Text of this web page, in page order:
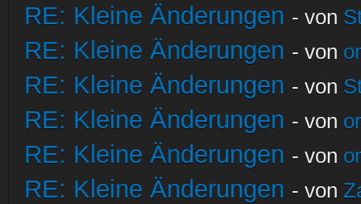
RE: Kleine Änderungen - von
RE: Kleine Änderungen - von
RE: Kleine Änderungen - von
RE: Kleine Änderungen - von
RE: Kleine Änderungen - von
RE: Kleine Änderungen - von